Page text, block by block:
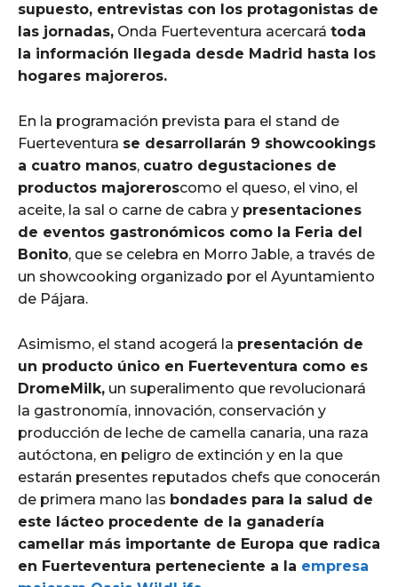
supuesto, entrevistas con los protagonistas de
las jornadas, Onda Fuerteventura acercará toda
la información llegada desde Madrid hasta los
hogares majoreros.
En la programación prevista para el stand de
Fuerteventura se desarrollarán 9 showcookings
a cuatro manos, cuatro degustaciones de
productos majoreroscomo el queso, el vino, el
aceite, la sal o carne de cabra y presentaciones
de eventos gastronómicos como la Feria del
Bonito, que se celebra en Morro Jable, a través de
un showcooking organizado por el Ayuntamiento
de Pájara.
Asimismo, el stand acogerá la presentación de
un producto único en Fuerteventura como es
DromeMilk, un superalimento que revolucionará
la gastronomía, innovación, conservación y
producción de leche de camella canaria, una raza
autóctona, en peligro de extinción y en la que
estarán presentes reputados chefs que conocerán
de primera mano las bondades para la salud de
este lácteo procedente de la ganadería
camellar más importante de Europa que radica
en Fuerteventura perteneciente a la empresa